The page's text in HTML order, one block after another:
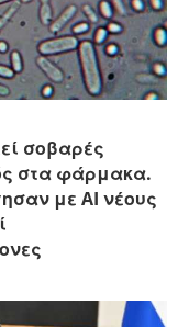
σοβαρές
στα φάρμακα.
με AI νέους